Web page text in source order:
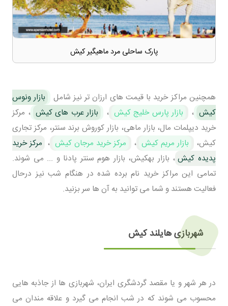
پارک ساحلی مرد ماهیگیر کیش
همچنین مراکز خرید با قیمت های ارزان تر نیز شامل
بازار ونوس
کیش ، بازار پارس خلیج کیش ، بازار عرب های کیش ، مرکز
خرید دیپلمات مال، بازار ماهی، بازار کوروش برند سنتر، مرکز تجاری
کیش،
بازار مریم کیش ، مرکز خرید مرجان کیش ، مرکز خرید
پدیده کیش ، بازار بهکیش، بازار هوم سنتر پادنا و ... می شوند.
تمامی این مراکز خرید نام برده شده در هنگام شب نیز درحال
فعالیت هستند و شما می توانید به آن ها سر بزنید.
شهربازی هایلند کیش
در هر شهر و یا مقصد گردشگری ایران، شهربازی ها از جاذبه هایی
محسوب می شوند که در شب انجام می گیرد و علاقه مندان می